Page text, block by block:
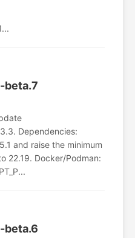
beta.7
Dependencies:
and raise the minimum
22.19. Docker/Podman:
beta.6